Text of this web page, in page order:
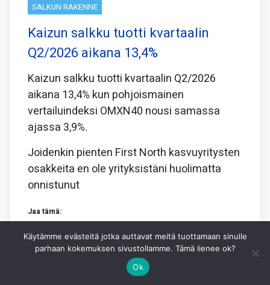
SALKUN RAKENNE
Kaizun salkku tuotti kvartaalin
Q2/2026 aikana 13,4%
Kaizun salkku tuotti kvartaalin Q2/2026
aikana 13,4% kun pohjoismainen
vertailuindeksi OMXN40 nousi samassa
ajassa 3,9%.
Joidenkin pienten First North kasvuyritysten
osakkeita en ole yrityksistäni huolimatta
onnistunut
Jaa tämä:
Facebook X WhatsApp
KAI NYMAN
Käytämme evästeitä jotka auttavat meitä tuottamaan sinulle
parhaan kokemuksen sivustollamme. Tämä lienee ok?
Ok